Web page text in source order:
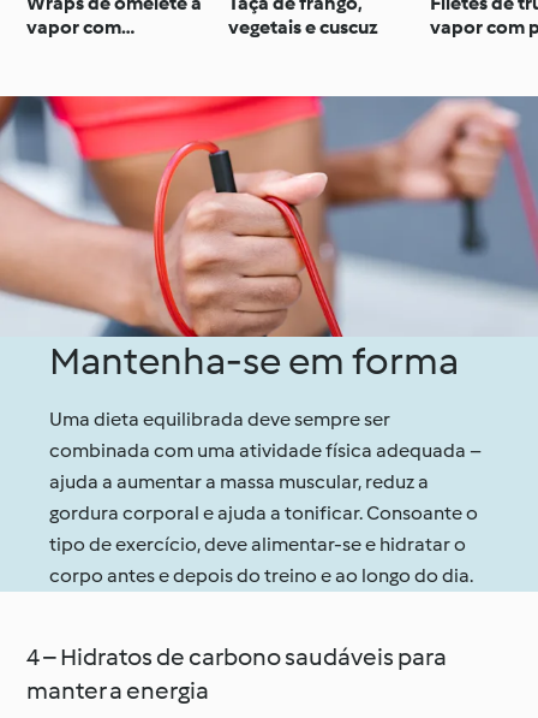
vapor com
vegetais e cuscuz
vapor com
Mantenha-se em forma
Uma dieta equilibrada deve sempre ser
combinada com uma atividade física adequada –
ajuda a aumentar a massa muscular, reduz a
gordura corporal e ajuda a tonificar. Consoante o
tipo de exercício, deve alimentar-se e hidratar o
corpo antes e depois do treino e ao longo do dia.
4 – Hidratos de carbono saudáveis para
manter a energia